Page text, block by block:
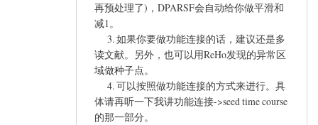
再预处理了)，DPARSF会自动给你做平滑和
减1。
3. 如果你要做功能连接的话，建议还是多
读文献。另外，也可以用ReHo发现的异常区
域做种子点。
4. 可以按照做功能连接的方式来进行。具
体请再听一下我讲功能连接->seed time course
的那一部分。